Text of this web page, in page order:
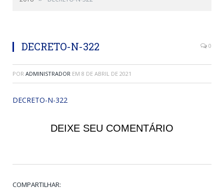
DECRETO-N-322 0
POR ADMINISTRADOR EM 8 DE ABRIL DE 2021
DECRETO-N-322
DEIXE SEU COMENTÁRIO
COMPARTILHAR: